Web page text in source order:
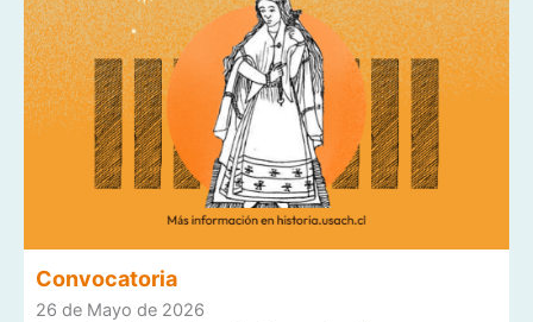
Convocatoria
26 de Mayo de 2026